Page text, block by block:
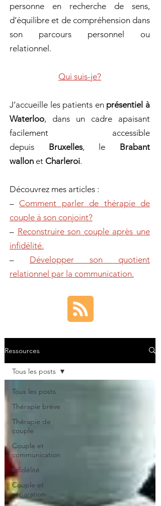
personne en recherche de sens,
d’équilibre et de compréhension dans
son parcours personnel ou
relationnel.
Qui suis-je?
J’accueille les patients en présentiel à
Waterloo, dans un cadre apaisant
facilement accessible
depuis Bruxelles, le Brabant
wallon et Charleroi.
Découvrez mes articles :
– Comment parler de thérapie de
couple à son conjoint?
– Reconstruire son couple après une
infidélité.
– Développer son quotient
relationnel par la communication.
Ressources
Tous les posts
Thérapie brève
Thérapie de
couple
Couple et
communication
Infidélité
Couple et
séparation
Tous les posts